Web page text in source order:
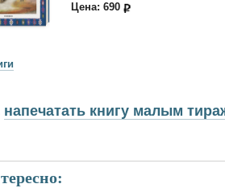
Цена: 690
напечатать книгу малым